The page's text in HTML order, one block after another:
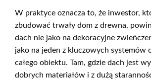
W praktyce oznacza to, że inwestor,
zbudować trwały dom z drewna,
dach nie jako na dekoracyjne
jako na jeden z kluczowych systemów
całego obiektu. Tam, gdzie dach jest
dobrych materiałów i z dużą